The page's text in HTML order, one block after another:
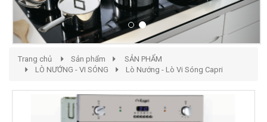
Trang chủ Sản phẩm
SẢN PHẨM
LÒ NƯỚNG - VI SÓNG
Lò Nướng - Lò Vi Sóng Capri